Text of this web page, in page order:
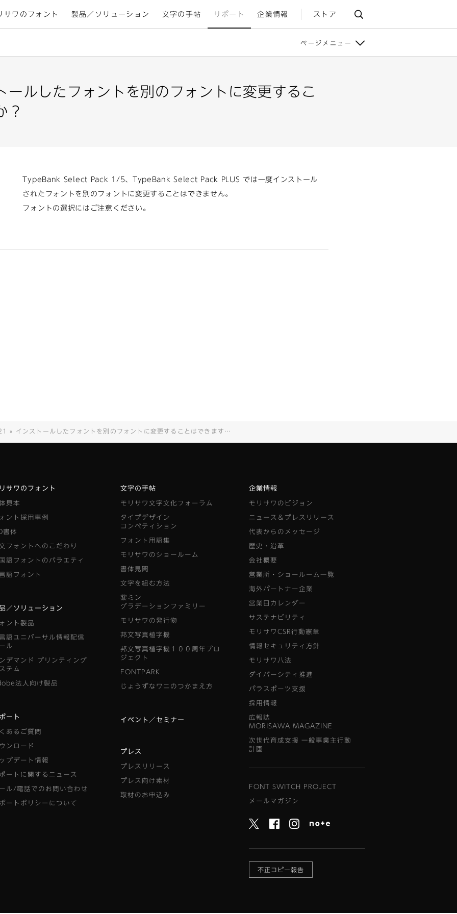
サワのフォント 製品／ソリューション 文字の手帖 サポート 企業情報 ストア
ページメニュー
ールしたフォントを別のフォントに変更するこ
？
TypeBank Select Pack 1/5、TypeBank Select Pack PLUS では一度インストール
されたフォントを別のフォントに変更することはできません。
フォントの選択にはご注意ください。
» インストールしたフォントを別のフォントに変更することはできますか？
サワのフォント
見本
ント採用事例
書体
フォントへのこだわり
語フォントのバラエティ
語フォント
／ソリューション
ント製品
語ユニバーサル情報配信
ル
デマンド プリンティング
テム
法人向け製品
ート
あるご質問
ンロード
プデート情報
ートに関するニュース
ル/電話でのお問い合わせ
ートポリシーについて
文字の手帖
モリサワ文字文化フォーラム
タイプデザイン
コンペティション
フォント用語集
モリサワのショールーム
書体見聞
文字を組む方法
黎ミン
グラデーションファミリー
モリサワの発行物
邦文写真植字機
邦文写真植字機１００周年プロ
ジェクト
FONTPARK
じょうずなワニのつかまえ方
イベント／セミナー
プレス
プレスリリース
プレス向け素材
取材のお申込み
企業情報
モリサワのビジョン
ニュース＆プレスリリース
代表からのメッセージ
歴史・沿革
会社概要
営業所・ショールーム一覧
海外パートナー企業
営業日カレンダー
サステナビリティ
モリサワCSR行動憲章
情報セキュリティ方針
モリサワ八法
ダイバーシティ推進
パラスポーツ支援
採用情報
広報誌
MORISAWA MAGAZINE
次世代育成支援 一般事業主行動
計画
FONT SWITCH PROJECT
メールマガジン
不正コピー報告